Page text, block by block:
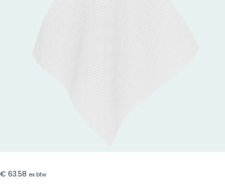
–
10
stuks
€ 63.58 ex btw